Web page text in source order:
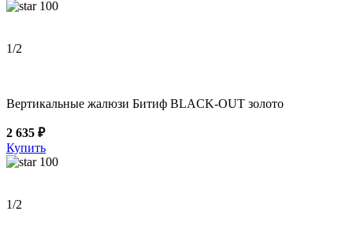
100
1/2
Вертикальные жалюзи Битиф BLACK-OUT золото
2 635 ₽
Купить
100
1/2